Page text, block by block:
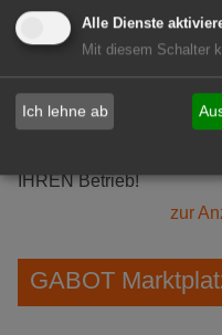
GABOT
1A-Lage, ihre Chance in
grünen Branche
IHREN Betrieb!
zur
GABOT
Alle Dienste
Mit diesem Schalter
Ich lehne ab